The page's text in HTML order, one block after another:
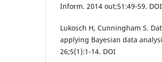
Inform. 2014 out;51:49-59. DOI
Lukosch H, Cunningham S.
applying Bayesian data
26;5(1):1-14. DOI